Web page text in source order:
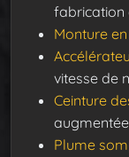
fabrication
Monture
vitesse de
Ceinture
Plume